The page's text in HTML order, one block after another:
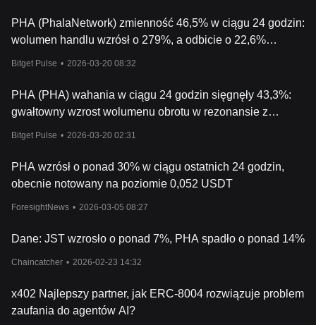
PHA (PhalaNetwork) zmienność 46,5% w ciągu 24 godzin:
wolumen handlu wzrósł o 279%, a odbicie o 22,6%
Bitget Pulse • 2026-03-20 08:32
PHA (PHA) wahania w ciągu 24 godzin sięgnęły 43,3%:
gwałtowny wzrost wolumenu obrotu w rezonansie z
Bitget Pulse • 2026-03-20 02:31
PHA wzrósł o ponad 30% w ciągu ostatnich 24 godzin,
obecnie notowany na poziomie 0,052 USDT
ForesightNews • 2026-03-05 08:27
Dane: JST wzrosło o ponad 7%, PHA spadło o ponad 14%
Chaincatcher • 2026-02-23 14:32
x402 Najlepszy partner, jak ERC-8004 rozwiązuje problem
zaufania do agentów AI?